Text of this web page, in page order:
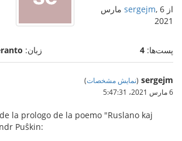
از sergejm , 6 مارس
2021
پست‌ها: 4 زبان:
sergejm
(نمایش مشخصات)
6 مارس 2021،‏ 5:47:31
la prologo de la poemo "Ruslano kaj
Puŝkin: